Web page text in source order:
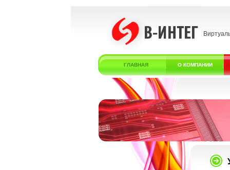
ГЛАВНАЯ О КОМПАНИИ